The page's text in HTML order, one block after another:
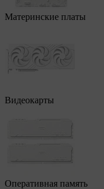
Материнские платы
Видеокарты
Оперативная память